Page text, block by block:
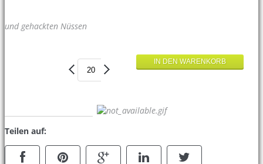
und gehackten Nüssen
Teilen auf: